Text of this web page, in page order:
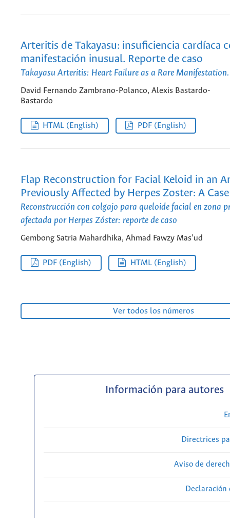
Arteritis de Takayasu: insuficiencia cardíaca
manifestación inusual. Reporte de caso
Takayasu Arteritis: Heart Failure as a Rare Manifestation.
David Fernando Zambrano-Polanco, Alexis Bastardo-
Bastardo
HTML (English) PDF (English)
Flap Reconstruction for Facial Keloid in an
Previously Affected by Herpes Zoster: A
Reconstrucción con colgajo para queloide facial en zona
afectada por Herpes Zóster: reporte de caso
Gembong Satria Mahardhika, Ahmad Fawzy Mas’ud
PDF (English) HTML (English)
Ver todos los números
Información para autores
Directrices
Aviso de
Declaración